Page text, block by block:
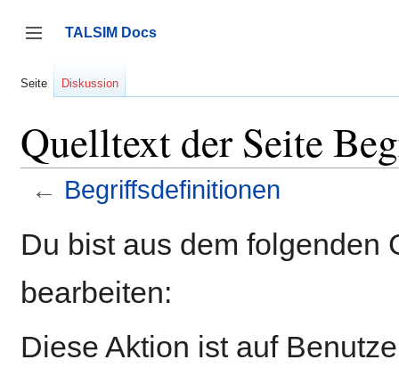
springen
Seitenleiste umschalten
TALSIM Docs
Seite Diskussion
Quelltext der Seite
← Begriffsdefinitionen
Du bist aus dem folgenden
bearbeiten:
Diese Aktion ist auf